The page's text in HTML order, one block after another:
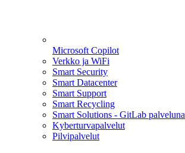
Microsoft Copilot
Verkko ja WiFi
Smart Security
Smart Datacenter
Smart Support
Smart Recycling
Smart Solutions - GitLab palveluna
Kyberturvapalvelut
Pilvipalvelut